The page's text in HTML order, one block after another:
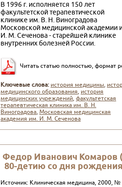
В 1996 г. исполняется 150 лет
факультетской теpапевтической
клинике им. В. Н. Виноградова
Московской медицинской академии
И. М. Сеченова - старейшей клинике
внутренних болезней Pоссии.
Читать статью полностью, формат
Ключевые слова: история медицины,
медицинского образования, история
медицинских учреждений,факультетская
теpапевтическая клиника им. В. Н.
Виноградова,Московская медицинская
академия им. И. М. Сеченова
Федор Иванович Комаров
80-детию со дня
Источник: Клиническая медицина, 2000, №